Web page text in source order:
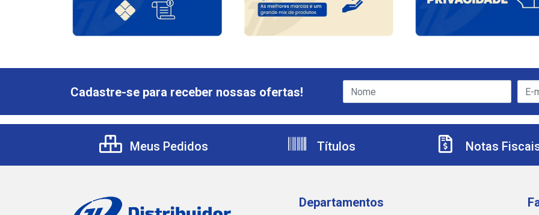
Cadastre-se para receber nossas ofertas!
Meus Pedidos Títulos Notas
Departamentos